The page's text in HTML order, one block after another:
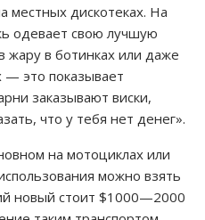
местных дискотеках. На
одевает свою лучшую
в ботинках или даже
— это показывает
заказывают виски,
что у тебя нет денег».
на мотоциклах или
можно взять
новый стоит $1000—2000